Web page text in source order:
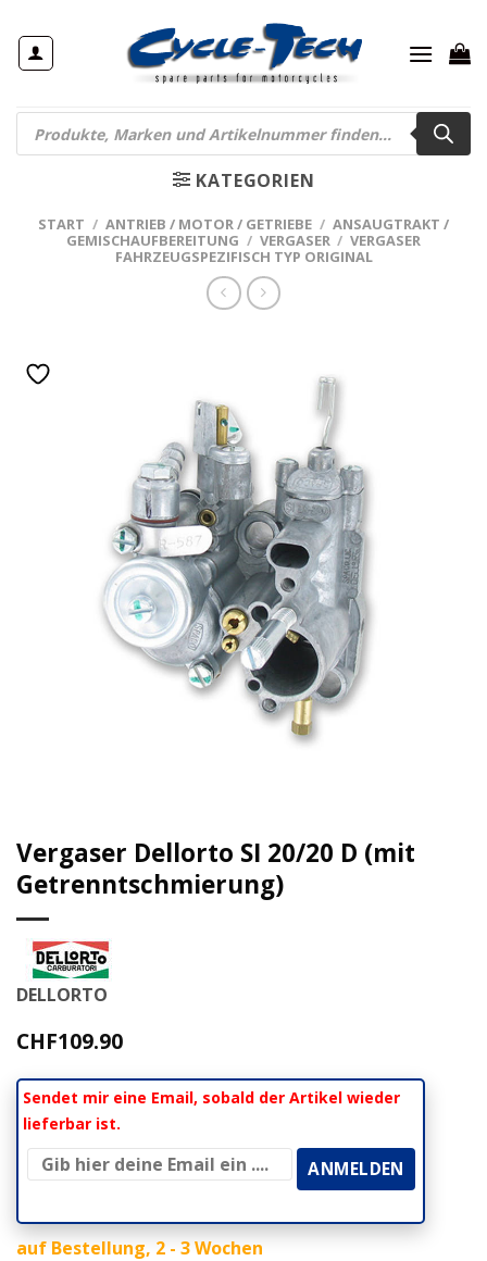
Inhalt
springen
Products
search
KATEGORIEN
START / ANTRIEB / MOTOR / GETRIEBE / ANSAUGTRAKT /
GEMISCHAUFBEREITUNG / VERGASER / VERGASER
FAHRZEUGSPEZIFISCH TYP ORIGINAL
Vergaser Dellorto SI 20/20 D (mit
Getrenntschmierung)
DELLORTO
CHF109.90
Sendet mir eine Email, sobald der Artikel wieder
lieferbar ist.
auf Bestellung, 2 - 3 Wochen